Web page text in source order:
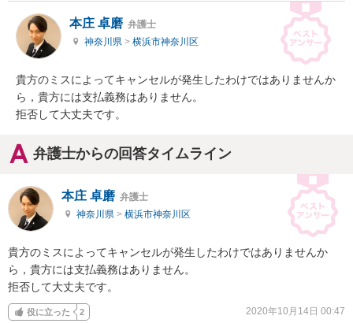
本庄 卓磨 弁護士
神奈川県 > 横浜市神奈川区
貴方のミスによってキャンセルが発生したわけではありませんか
ら，貴方には支払義務はありません。
拒否して大丈夫です。
弁護士からの回答タイムライン
本庄 卓磨 弁護士
神奈川県 > 横浜市神奈川区
貴方のミスによってキャンセルが発生したわけではありませんか
ら，貴方には支払義務はありません。
拒否して大丈夫です。
役に立った 2 2020年10月14日 00:47